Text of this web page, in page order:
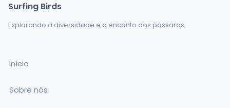
Surfing Birds
Explorando a diversidade e o encanto dos pássaros.
Início
Sobre nós